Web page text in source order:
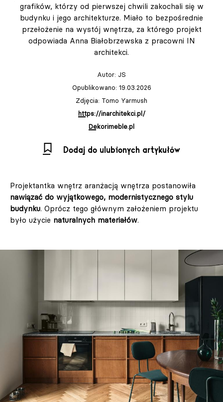
grafików, którzy od pierwszej chwili zakochali się w
budynku i jego architekturze. Miało to bezpośrednie
przełożenie na wystój wnętrza, za którego projekt
odpowiada Anna Białobrzewska z pracowni IN
architekci.
Autor: JS
Opublikowano: 19.03.2026
Zdjęcia: Tomo Yarmush
https://inarchitekci.pl/
Dekorimeble.pl
Dodaj do ulubionych artykułów
Projektantka wnętrz aranżacją wnętrza postanowiła
nawiązać do wyjątkowego, modernistycznego stylu
budynku. Oprócz tego głównym założeniem projektu
było użycie naturalnych materiałów.